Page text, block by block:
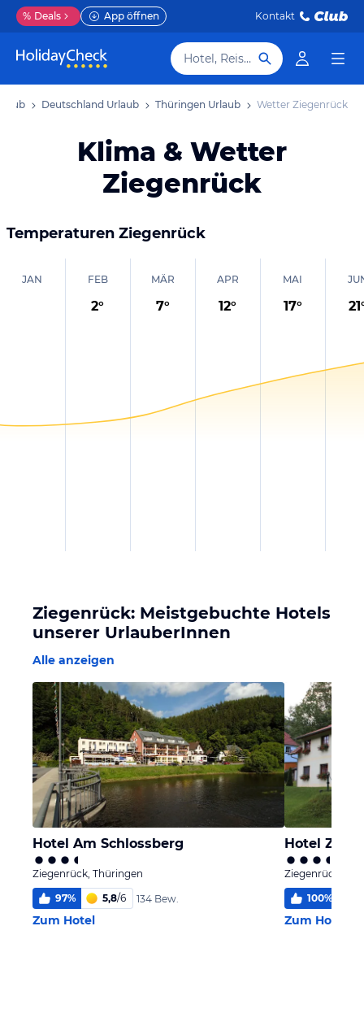
% Deals App öffnen Kontakt
Hotel, Reiseziel
Deutschland Urlaub Thüringen Urlaub Wetter Ziegenrück
Klima & Wetter
Ziegenrück
Temperaturen Ziegenrück
JAN FEB
2°
MÄR
7°
APR
12°
MAI
17° 21
Ziegenrück: Meistgebuchte Hotels
unserer UrlauberInnen
Alle anzeigen
Hotel Am Schlossberg
Ziegenrück, Thüringen
97% 5,8/6 134 Bew.
Zum Hotel
Hotel Zur
Ziegenrück,
100%
Zum Hotel